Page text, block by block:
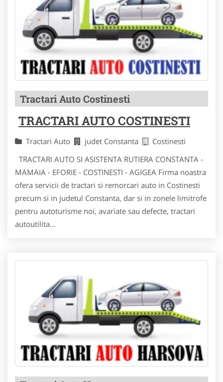
Tractari Auto Costinesti
TRACTARI AUTO COSTINESTI
Tractari Auto judet Constanta
Costinesti
TRACTARI AUTO SI ASISTENTA RUTIERA CONSTANTA -
MAMAIA - EFORIE - COSTINESTI - AGIGEA Firma noastra
ofera servicii de tractari si remorcari auto in Costinesti
precum si in judetul Constanta, dar si in zonele limitrofe
pentru autoturisme noi, avariate sau defecte, tractari
autoutilita...